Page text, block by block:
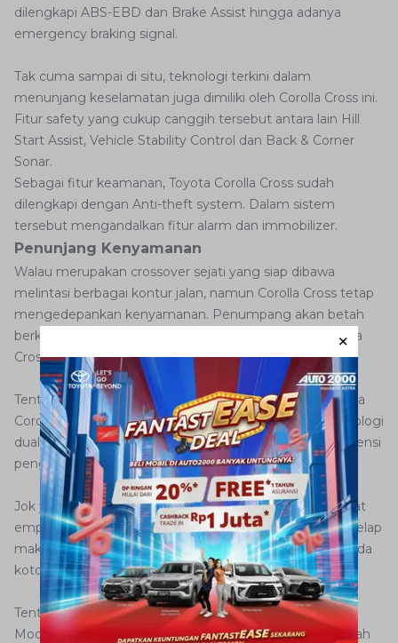
dilengkapi ABS-EBD dan Brake Assist hingga adanya
emergency braking signal.
Tak cuma sampai di situ, teknologi terkini dalam
menunjang keselamatan juga dimiliki oleh Corolla Cross ini.
Fitur safety yang cukup canggih tersebut antara lain Hill
Start Assist, Vehicle Stability Control dan Back & Corner
Sonar.
Sebagai fitur keamanan, Toyota Corolla Cross sudah
dilengkapi dengan Anti-theft system. Dalam sistem
tersebut mengandalkan fitur alarm dan immobilizer.
Penunjang Kenyamanan
Walau merupakan crossover sejati yang siap dibawa
melintasi berbagai kontur jalan, namun Corolla Cross tetap
mengedepankan kenyamanan. Penumpang akan betah
berkat berbagai penunjang kenyamanan di kabin Corolla
Cross.
Tentu sebagai yang paling dasar adalah AC. Namun pada
Corolla Cross, sistem penyejuk kabinnya sudah berteknologi
dual zone. Sehingga bisa diatur lebih presisi sesuai prefrensi
pengemudi dan penumpang.
Jok yang dibungkus material dominan gelap juga sangat
empuk diduduki. Bahkan dengan penggunaan warna gelap
maka tak membuat interior mudah terlihat kotor. Jika ada
kotoran pun mudah dibersihkan.
Tentu yang tak kalah menarik adalah kehadiran Power
Moonroof. Penumpang Corolla Cross akan sangat mudah